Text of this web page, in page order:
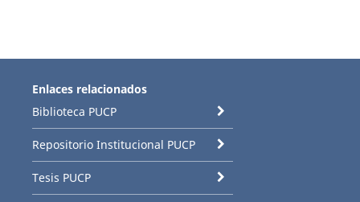
Enlaces relacionados
Biblioteca PUCP
Repositorio Institucional PUCP
Tesis PUCP